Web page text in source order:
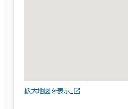
拡大地図を表示